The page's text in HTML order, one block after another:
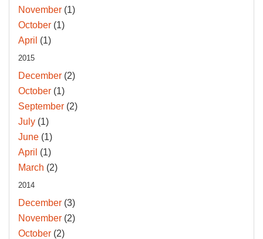
November (1)
October (1)
April (1)
2015
December (2)
October (1)
September (2)
July (1)
June (1)
April (1)
March (2)
2014
December (3)
November (2)
October (2)